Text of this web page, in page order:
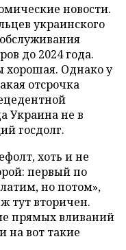
новости.
украинского
до 2024 года.
хорошая. Однако у
отсрочка
Украина не в
госдолг.
хоть и не
первый по
но потом»,
тут вторичен.
прямых вливаний
на вот такие